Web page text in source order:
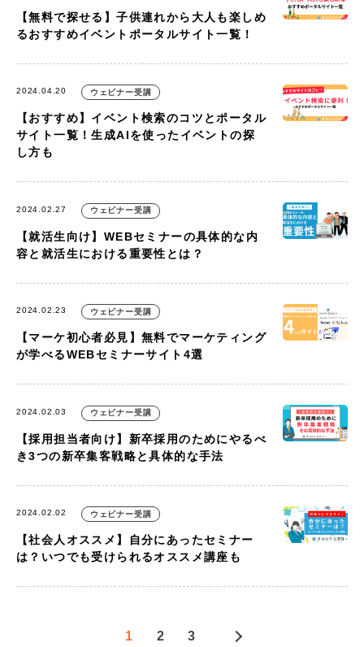
【無料で探せる】子供連れから大人も楽しめ
るおすすめイベントポータルサイト一覧！
2024.04.20 ウェビナー受講
【おすすめ】イベント検索のコツとポータル
サイト一覧！生成AIを使ったイベントの探
し方も
2024.02.27 ウェビナー受講
【就活生向け】WEBセミナーの具体的な内
容と就活生における重要性とは？
2024.02.23 ウェビナー受講
【マーケ初心者必見】無料でマーケティング
が学べるWEBセミナーサイト4選
2024.02.03 ウェビナー受講
【採用担当者向け】新卒採用のためにやるべ
き3つの新卒集客戦略と具体的な手法
2024.02.02 ウェビナー受講
【社会人オススメ】自分にあったセミナー
は？いつでも受けられるオススメ講座も
1 2 3